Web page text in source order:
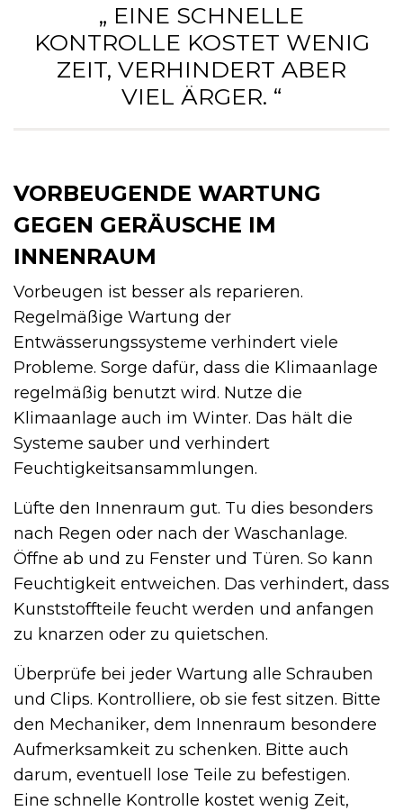
„ EINE SCHNELLE
KONTROLLE KOSTET WENIG
ZEIT, VERHINDERT ABER
VIEL ÄRGER. “
VORBEUGENDE WARTUNG
GEGEN GERÄUSCHE IM
INNENRAUM
Vorbeugen ist besser als reparieren.
Regelmäßige Wartung der
Entwässerungssysteme verhindert viele
Probleme. Sorge dafür, dass die Klimaanlage
regelmäßig benutzt wird. Nutze die
Klimaanlage auch im Winter. Das hält die
Systeme sauber und verhindert
Feuchtigkeitsansammlungen.
Lüfte den Innenraum gut. Tu dies besonders
nach Regen oder nach der Waschanlage.
Öffne ab und zu Fenster und Türen. So kann
Feuchtigkeit entweichen. Das verhindert, dass
Kunststoffteile feucht werden und anfangen
zu knarzen oder zu quietschen.
Überprüfe bei jeder Wartung alle Schrauben
und Clips. Kontrolliere, ob sie fest sitzen. Bitte
den Mechaniker, dem Innenraum besondere
Aufmerksamkeit zu schenken. Bitte auch
darum, eventuell lose Teile zu befestigen.
Eine schnelle Kontrolle kostet wenig Zeit,